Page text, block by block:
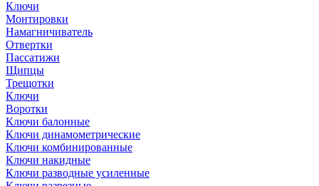
Ключи
Монтировки
Намагничиватель
Отвертки
Пассатижи
Щипцы
Трещотки
Ключи
Воротки
Ключи балонные
Ключи динамометрические
Ключи комбинированные
Ключи накидные
Ключи разводные усиленные